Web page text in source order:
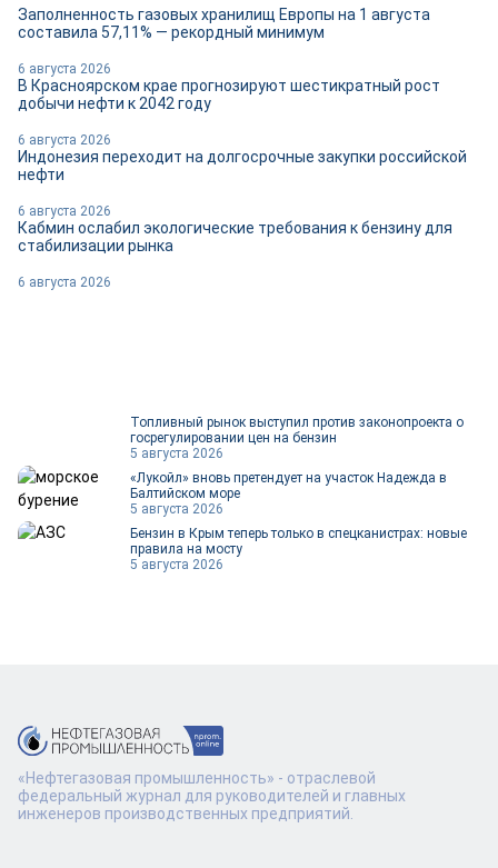
Заполненность газовых хранилищ Европы на 1 августа
составила 57,11% — рекордный минимум
6 августа 2026
В Красноярском крае прогнозируют шестикратный рост
добычи нефти к 2042 году
6 августа 2026
Индонезия переходит на долгосрочные закупки российской
нефти
6 августа 2026
Кабмин ослабил экологические требования к бензину для
стабилизации рынка
6 августа 2026
Топливный рынок выступил против законопроекта о
госрегулировании цен на бензин
5 августа 2026
«Лукойл» вновь претендует на участок Надежда в
Балтийском море
5 августа 2026
Бензин в Крым теперь только в спецканистрах: новые
правила на мосту
5 августа 2026
«Нефтегазовая промышленность» - отраслевой
федеральный журнал для руководителей и главных
инженеров производственных предприятий.